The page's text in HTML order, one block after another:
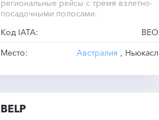
региональные рейсы с тремя взлетно-
посадочными полосами.
Код IATA:
BEO
Место:
Австралия , Ньюкасл
BELP